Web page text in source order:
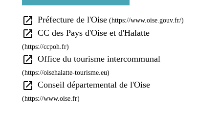
open_in_new Préfecture de l'Oise (https://www.oise.gouv.fr/)
open_in_new CC des Pays d'Oise et d'Halatte
(https://ccpoh.fr)
open_in_new Office du tourisme intercommunal
(https://oisehalatte-tourisme.eu)
open_in_new Conseil départemental de l'Oise
(https://www.oise.fr)